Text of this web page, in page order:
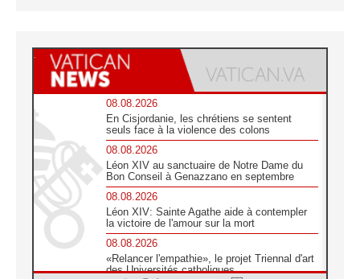
08.08.2026
En Cisjordanie, les chrétiens se sentent
seuls face à la violence des colons
08.08.2026
Léon XIV au sanctuaire de Notre Dame du
Bon Conseil à Genazzano en septembre
08.08.2026
Léon XIV: Sainte Agathe aide à contempler
la victoire de l'amour sur la mort
08.08.2026
«Relancer l'empathie», le projet Triennal d'art
des Universités catholiques